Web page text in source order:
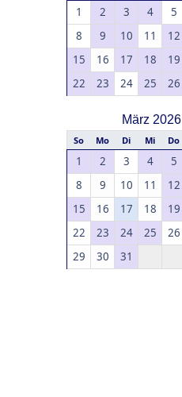
1 2 3 4 5
8
9 10 11 12
15
16 17 18 19
22
23 24 25 26
März 2026
So Mo Di Mi Do
1 2 3 4 5
8
9 10 11 12
15
16 17 18 19
22
23 24 25 26
29
30 31